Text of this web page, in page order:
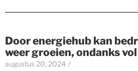
Door energiehub kan
weer groeien, ondanks
augustus 20, 2024 /